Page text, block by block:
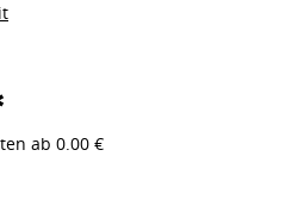
ab 0.00 €